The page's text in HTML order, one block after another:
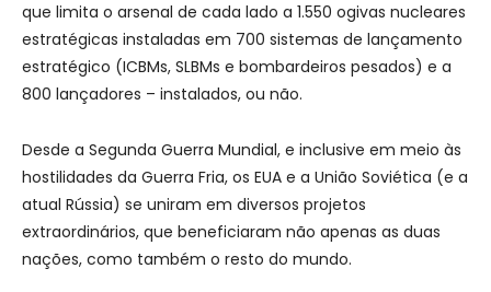
que limita o arsenal de cada lado a 1.550 ogivas nucleares
estratégicas instaladas em 700 sistemas de lançamento
estratégico (ICBMs, SLBMs e bombardeiros pesados) e a
800 lançadores – instalados, ou não.
Desde a Segunda Guerra Mundial, e inclusive em meio às
hostilidades da Guerra Fria, os EUA e a União Soviética (e a
atual Rússia) se uniram em diversos projetos
extraordinários, que beneficiaram não apenas as duas
nações, como também o resto do mundo.